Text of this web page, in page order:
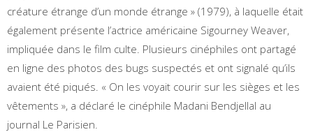
créature étrange d’un monde étrange » (1979), à laquelle était
également présente l’actrice américaine Sigourney Weaver,
impliquée dans le film culte. Plusieurs cinéphiles ont partagé
en ligne des photos des bugs suspectés et ont signalé qu’ils
avaient été piqués. « On les voyait courir sur les sièges et les
vêtements », a déclaré le cinéphile Madani Bendjellal au
journal Le Parisien.